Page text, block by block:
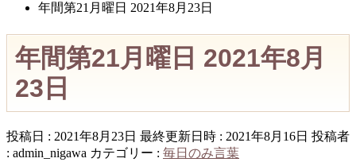
年間第21月曜日 2021年8月23日
年間第21月曜日 2021年8月
23日
投稿日 : 2021年8月23日 最終更新日時 : 2021年8月16日 投稿者
: admin_nigawa カテゴリー : 毎日のみ言葉